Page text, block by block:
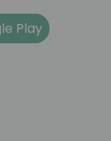
Play